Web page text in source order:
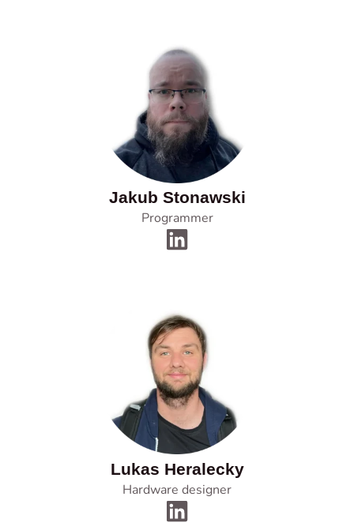
Jakub Stonawski
Programmer
Lukas Heralecky
Hardware designer